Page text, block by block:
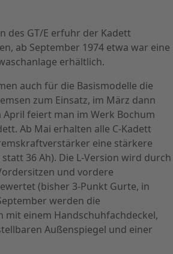
des GT/E erfuhr der Kadett
ab September 1974 etwa war eine
erhältlich.
auch für die Basismodelle die
zum Einsatz, im März dann
feiert man im Werk Bochum
Ab Mai erhalten alle C-Kadett
eine stärkere
36 Ah). Die L-Version wird durch
und vordere
(bisher 3-Punkt Gurte, in
werden die
mit einem Handschuhfachdeckel,
Außenspiegel und einer